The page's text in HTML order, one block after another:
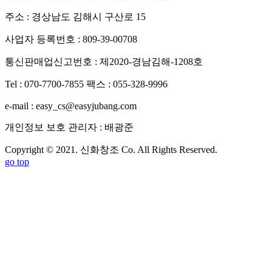
주소 : 경상남도 김해시 구산로 15
사업자 등록번호 : 809-39-00708
통신판매업신고번호 : 제2020-경남김해-1208호
Tel : 070-7700-7855 팩스 : 055-328-9996
e-mail : easy_cs@easyjubang.com
개인정보 보호 관리자 : 배광준
Copyright © 2021. 신화창조 Co. All Rights Reserved.
go top